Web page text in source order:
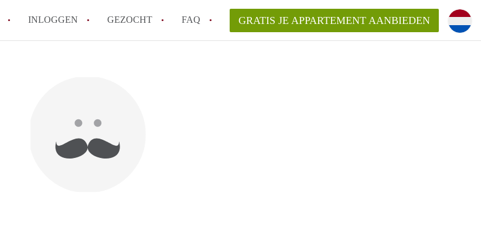
INLOGGEN GEZOCHT FAQ
Wat is de privacyverklaring van AppartementAlmere?
Berekent AppartementAlmere
makelaarsvergoeding/bemiddelingsvergoeding?
GRATIS JE APPARTEMENT AANBIEDEN